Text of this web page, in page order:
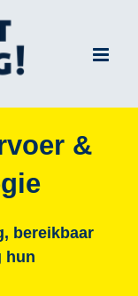
&
bereikbaar
hun